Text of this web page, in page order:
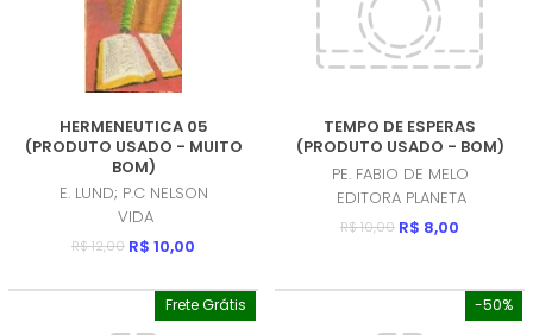
HERMENEUTICA 05
(PRODUTO USADO - MUITO
BOM)
E. LUND; P.C NELSON
VIDA
R$ 12,00 R$ 10,00
TEMPO DE ESPERAS
(PRODUTO USADO - BOM)
PE. FABIO DE MELO
EDITORA PLANETA
R$ 10,00 R$ 8,00
Frete Grátis -50%